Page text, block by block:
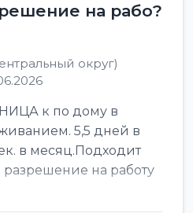
на рабо?
округ)
к по дому в
5,5 дней в
в месяц.Подходит
на работу